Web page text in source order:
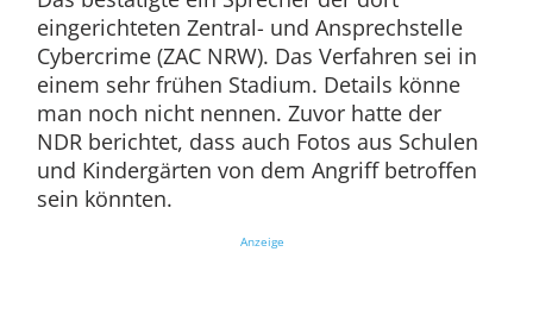
eingerichteten Zentral- und Ansprechstelle
Cybercrime (ZAC NRW). Das Verfahren sei in
einem sehr frühen Stadium. Details könne
man noch nicht nennen. Zuvor hatte der
NDR berichtet, dass auch Fotos aus Schulen
und Kindergärten von dem Angriff betroffen
sein könnten.
Anzeige